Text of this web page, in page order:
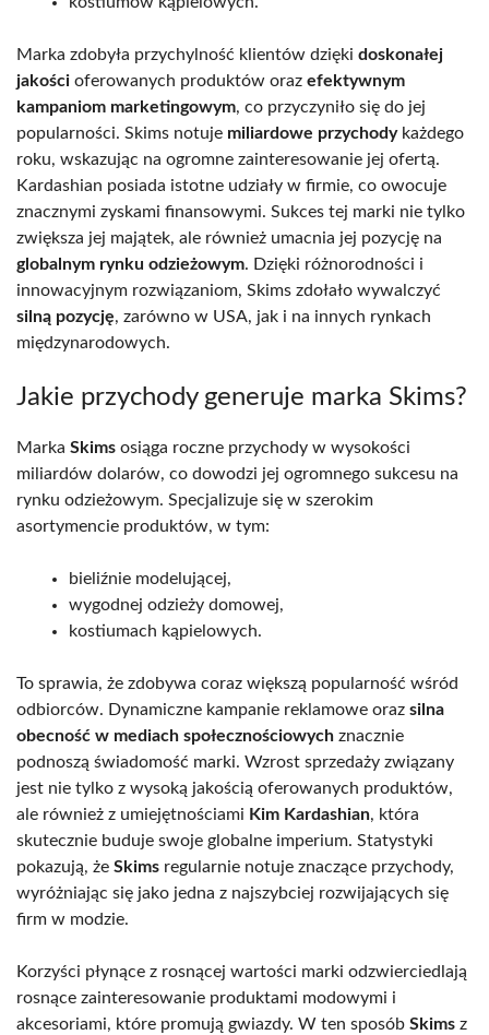
Marka zdobyła przychylność klientów dzięki doskonałej
jakości oferowanych produktów oraz efektywnym
kampaniom marketingowym, co przyczyniło się do jej
popularności. Skims notuje miliardowe przychodykażdego
roku, wskazując na ogromne zainteresowanie jej ofertą.
Kardashian posiada istotne udziały w firmie, co owocuje
znacznymi zyskami finansowymi. Sukces tej marki nie tylko
zwiększa jej majątek, ale również umacnia jej pozycję na
globalnym rynku odzieżowym. Dzięki różnorodności i
innowacyjnym rozwiązaniom, Skims zdołało wywalczyć
silną pozycję, zarówno w USA, jak i na innych rynkach
międzynarodowych.
Jakie przychody generuje marka Skims?
Marka Skims osiąga roczne przychody w wysokości
miliardów dolarów, co dowodzi jej ogromnego sukcesu na
rynku odzieżowym. Specjalizuje się w szerokim
asortymencie produktów, w tym:
bieliźnie modelującej,
wygodnej odzieży domowej,
kostiumach kąpielowych.
To sprawia, że zdobywa coraz większą popularność wśród
odbiorców. Dynamiczne kampanie reklamowe oraz silna
obecność w mediach społecznościowych znacznie
podnoszą świadomość marki. Wzrost sprzedaży związany
jest nie tylko z wysoką jakością oferowanych produktów,
ale również z umiejętnościami Kim Kardashian, która
skutecznie buduje swoje globalne imperium. Statystyki
pokazują, że Skims regularnie notuje znaczące przychody,
wyróżniając się jako jedna z najszybciej rozwijających się
firm w modzie.
Korzyści płynące z rosnącej wartości marki odzwierciedlają
rosnące zainteresowanie produktami modowymi i
akcesoriami, które promują gwiazdy. W ten sposób Skims z